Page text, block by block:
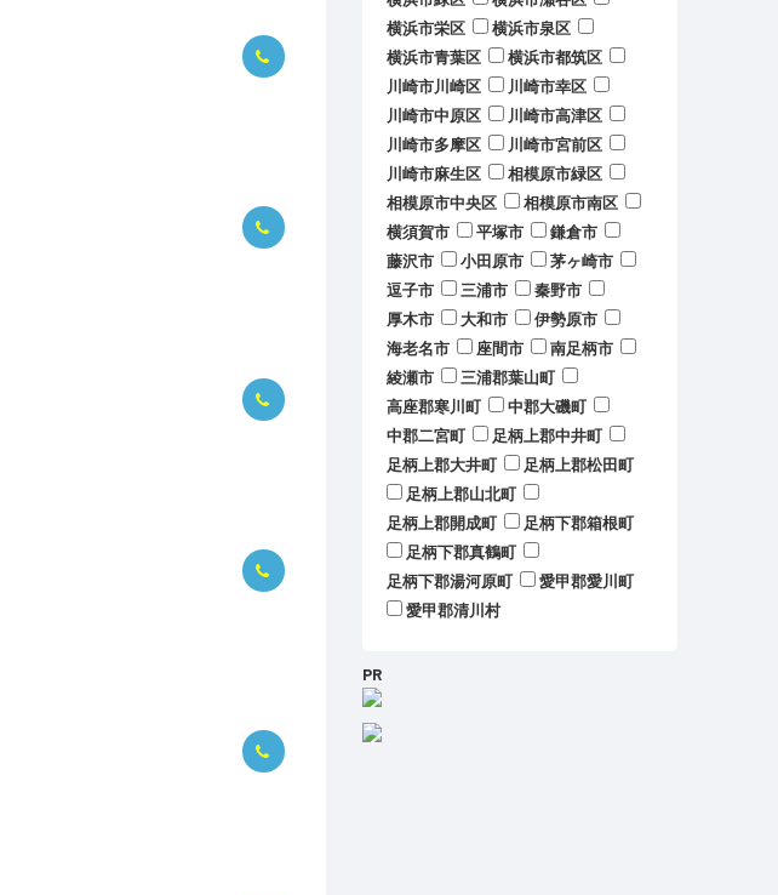
横浜市栄区
横浜市泉区
横浜市青葉区
横浜市都筑区
川崎市川崎区
川崎市幸区
川崎市中原区
川崎市高津区
川崎市多摩区
川崎市宮前区
川崎市麻生区
相模原市緑区
相模原市中央区
相模原市南区
横須賀市
平塚市
鎌倉市
藤沢市
小田原市
茅ヶ崎市
逗子市
三浦市
秦野市
厚木市
大和市
伊勢原市
海老名市
座間市
南足柄市
綾瀬市
三浦郡葉山町
高座郡寒川町
中郡大磯町
中郡二宮町
足柄上郡中井町
足柄上郡大井町
足柄上郡松田町
足柄上郡山北町
足柄上郡開成町
足柄下郡箱根町
足柄下郡真鶴町
足柄下郡湯河原町
愛甲郡愛川町
愛甲郡清川村
PR